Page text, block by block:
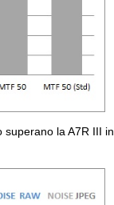
la A7R III in